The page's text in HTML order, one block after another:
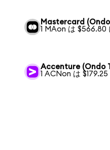
Mastercard (Ondo
1 MAon は $566.80
Accenture (Ondo
1 ACNon は $179.25